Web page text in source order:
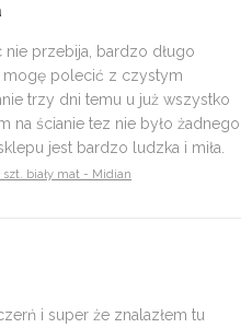
przebija, bardzo długo
mogę polecić z czystym
trzy dni temu u już wszystko
na ścianie tez nie było żadnego
jest bardzo ludzka i miła.
biały mat - Midian
i super że znalazłem tu